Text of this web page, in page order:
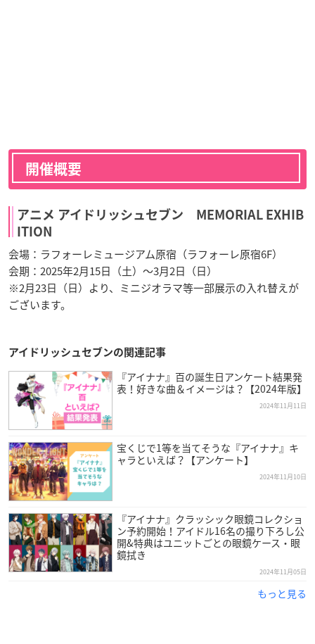
開催概要
アニメ アイドリッシュセブン MEMORIAL EXHIB
ITION
会場：ラフォーレミュージアム原宿（ラフォーレ原宿6F）
会期：2025年2月15日（土）～3月2日（日）
※2月23日（日）より、ミニジオラマ等一部展示の入れ替えが
ございます。
アイドリッシュセブンの関連記事
『アイナナ』百の誕生日アンケート結果発
表！好きな曲＆イメージは？【2024年版】
2024年11月11日
宝くじで1等を当てそうな『アイナナ』キ
ャラといえば？【アンケート】
2024年11月10日
『アイナナ』クラッシック眼鏡コレクショ
ン予約開始！アイドル16名の撮り下ろし公
開&特典はユニットごとの眼鏡ケース・眼
鏡拭き
2024年11月05日
もっと見る